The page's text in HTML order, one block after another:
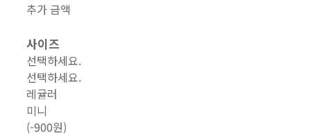
추가 금액
사이즈
선택하세요.
선택하세요.
레귤러
미니
(-900원)